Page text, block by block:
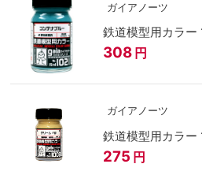
ガイアノーツ
鉄道模型用カラー
308 円
ガイアノーツ
鉄道模型用カラー
275 円